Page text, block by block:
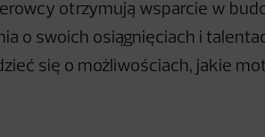
otrzymują wsparcie w
o swoich osiągnięciach i
się o możliwościach, jakie